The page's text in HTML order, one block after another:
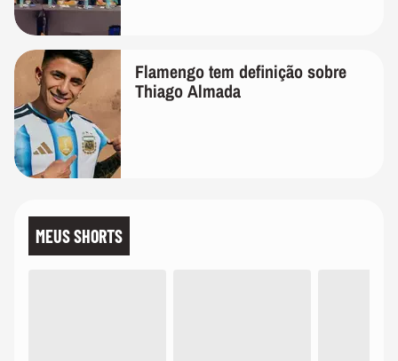
Flamengo tem definição sobre
Thiago Almada
MEUS SHORTS